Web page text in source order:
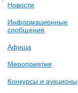
Новости
Информационные
сообщения
Афиша
Мероприятия
Конкурсы и аукционы